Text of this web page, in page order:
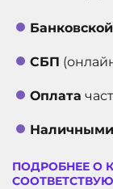
АРТИКУЛ
СБП
Оплата
Наличными
ПОДРОБНЕЕ О